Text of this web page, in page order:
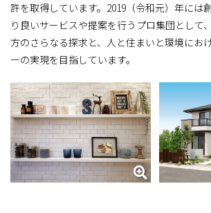
許を取得しています。2019（令和元）年には
り良いサービスや提案を行うプロ集団として
方のさらなる探求と、人と住まいと環境にお
ーの実現を目指しています。